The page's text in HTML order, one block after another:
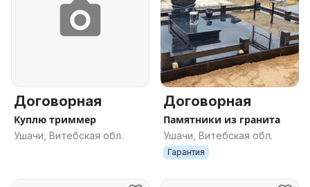
Договорная
Куплю триммер
Ушачи, Витебская обл.
Договорная
Памятники из гранита
Ушачи, Витебская обл.
Гарантия